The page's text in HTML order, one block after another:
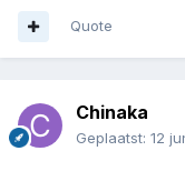
Quote
Chinaka
Geplaatst: 12